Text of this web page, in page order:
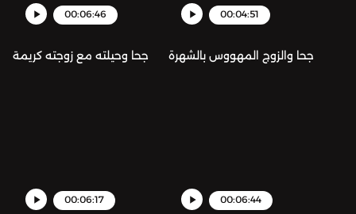
00:06:46
جحا وحيلته مع زوجته كريمة
00:04:51
جحا والزوج المهووس بالشهرة
00:06:17 00:06:44